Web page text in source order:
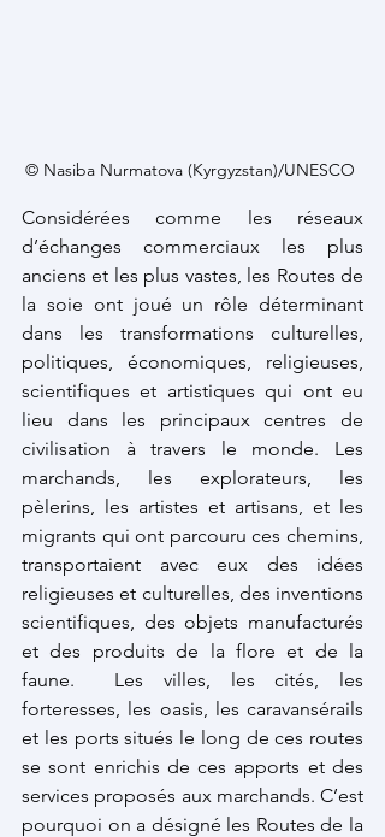
© Nasiba Nurmatova (Kyrgyzstan)/UNESCO
Considérées comme les réseaux
d’échanges commerciaux les plus
anciens et les plus vastes, les Routes de
la soie ont joué un rôle déterminant
dans les transformations culturelles,
politiques, économiques, religieuses,
scientifiques et artistiques qui ont eu
lieu dans les principaux centres de
civilisation à travers le monde. Les
marchands, les explorateurs, les
pèlerins, les artistes et artisans, et les
migrants qui ont parcouru ces chemins,
transportaient avec eux des idées
religieuses et culturelles, des inventions
scientifiques, des objets manufacturés
et des produits de la flore et de la
faune.  Les villes, les cités, les
forteresses, les oasis, les caravansérails
et les ports situés le long de ces routes
se sont enrichis de ces apports et des
services proposés aux marchands. C’est
pourquoi on a désigné les Routes de la